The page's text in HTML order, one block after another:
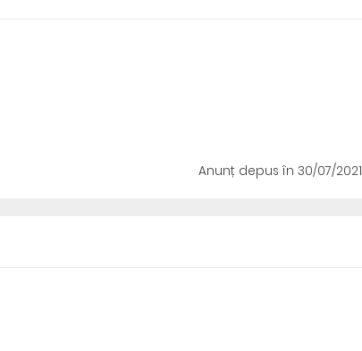
Anunț depus în 30/07/2021